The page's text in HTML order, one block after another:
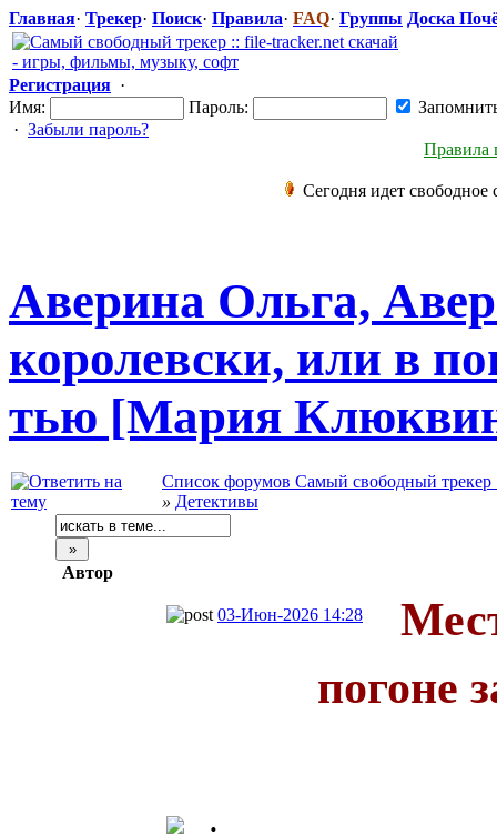
Главная· Трекер· Поиск· Правила· FAQ· Группы Доска
Регистрация ·
Имя:
Пароль:
· Забыли пароль?
Правила
Сегодня идет свободное
Аверина Ольга,
королевск​и, или в
тью [Мария
Список форумов Самый свободный трекер
» Детективы
Автор
03-Июн-2026 14:28
погоне